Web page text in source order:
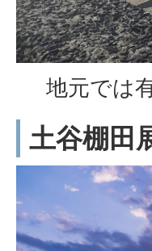
地元では
土谷棚田